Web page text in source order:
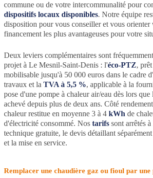
commune ou de votre intercommunalité pour
dispositifs locaux disponibles. Notre équipe
disposition pour vous conseiller et vous orienter
financement les plus avantageuses pour votre
Deux leviers complémentaires sont
projet à Le Mesnil-Saint-Denis : l'éco-PTZ,
mobilisable jusqu'à 50 000 euros dans le cadre
travaux et la TVA à 5,5 %, applicable à la
pose d'une pompe à chaleur air/eau dès lors que
achevé depuis plus de deux ans. Côté
chaleur restitue en moyenne 3 à 4 kWh de
d'électricité consommé. Nos tarifs sont arrêtés
technique gratuite, le devis détaillant
et la mise en service.
Remplacer une chaudière gaz ou fioul par une